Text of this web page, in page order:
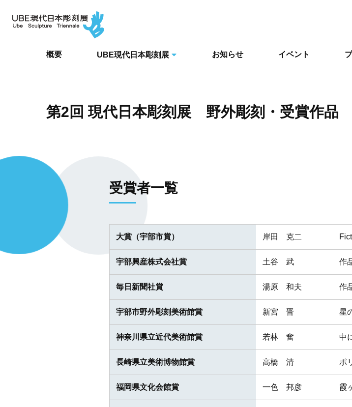
概要 UBE現代日本彫刻展 お知らせ イベント
第2回 現代日本彫刻展 野外彫刻・受賞作品
受賞者一覧
大賞（宇部市賞） 岸田 克二
宇部興産株式会社賞 土谷 武 作
毎日新聞社賞 湯原 和夫 作
宇部市野外彫刻美術館賞 新宮 晋 星
神奈川県立近代美術館賞 若林 奮 中
長崎県立美術博物館賞 高橋 清 ポ
福岡県文化会館賞 一色 邦彦 霞